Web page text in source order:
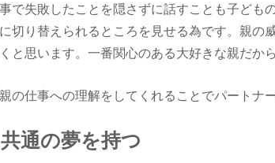
で失敗したことを隠さずに話すことも子ども
切り替えられるところを見せる為です。親の
と思います。一番関心のある大好きな親だから
の仕事への理解をしてくれることでパートナ
共通の夢を持つ